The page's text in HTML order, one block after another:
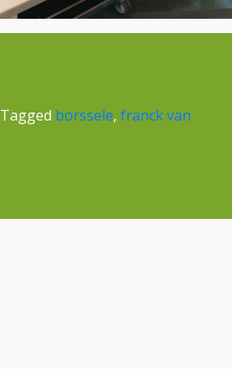
Tagged borssele, franck van